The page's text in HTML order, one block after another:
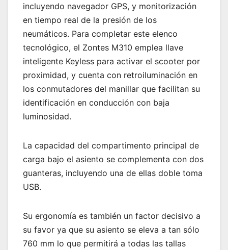
incluyendo navegador GPS, y monitorización
en tiempo real de la presión de los
neumáticos. Para completar este elenco
tecnológico, el Zontes M310 emplea llave
inteligente Keyless para activar el scooter por
proximidad, y cuenta con retroiluminación en
los conmutadores del manillar que facilitan su
identificación en conducción con baja
luminosidad.
La capacidad del compartimento principal de
carga bajo el asiento se complementa con dos
guanteras, incluyendo una de ellas doble toma
USB.
Su ergonomía es también un factor decisivo a
su favor ya que su asiento se eleva a tan sólo
760 mm lo que permitirá a todas las tallas